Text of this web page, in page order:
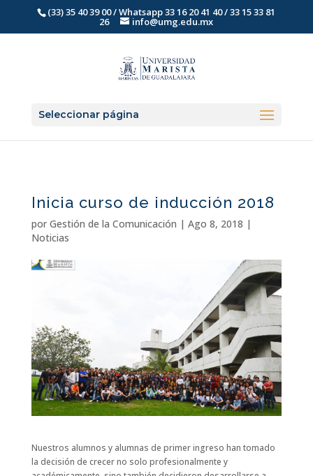
(33) 35 40 39 00 / Whatsapp 33 16 20 41 40 / 33 15 33 81
26 info@umg.edu.mx
Seleccionar página
Inicia curso de inducción 2018
por Gestión de la Comunicación | Ago 8, 2018 |
Noticias
Nuestros alumnos y alumnas de primer ingreso han tomado
la decisión de crecer no solo profesionalmente y